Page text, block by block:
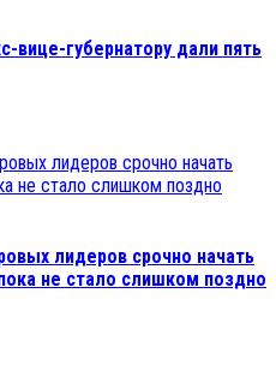
вице-губернатору дали пять
лидеров срочно начать
не стало слишком поздно